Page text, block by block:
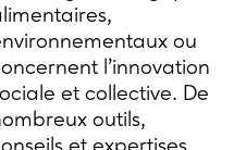
ou
l’innovation
et collective. De
outils,